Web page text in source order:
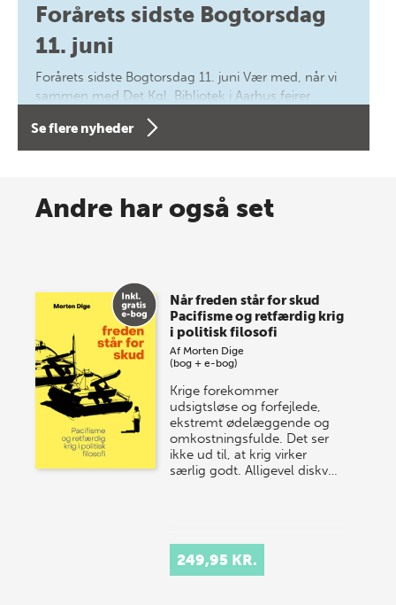
Forårets sidste Bogtorsdag
11. juni
Forårets sidste Bogtorsdag 11. juni Vær med, når vi
sammen med Det Kgl. Bibliotek i Aarhus fejrer
forfatterne bag vores nyes…
Spar op til 70% til sommer-
store sommer-lagersalg, så sæt kryds i kalenderen
onsdag den 10. j…
Se flere nyheder
Andre har også set
Når freden står for skud
Pacifisme og retfærdig krig
i politisk filosofi
Af Morten Dige
(bog + e-bog)
Krige forekommer
udsigtsløse og forfejlede,
ekstremt ødelæggende og
omkostningsfulde. Det ser
ikke ud til, at krig virker
særlig godt. Alligevel diskv…
249,95 KR.